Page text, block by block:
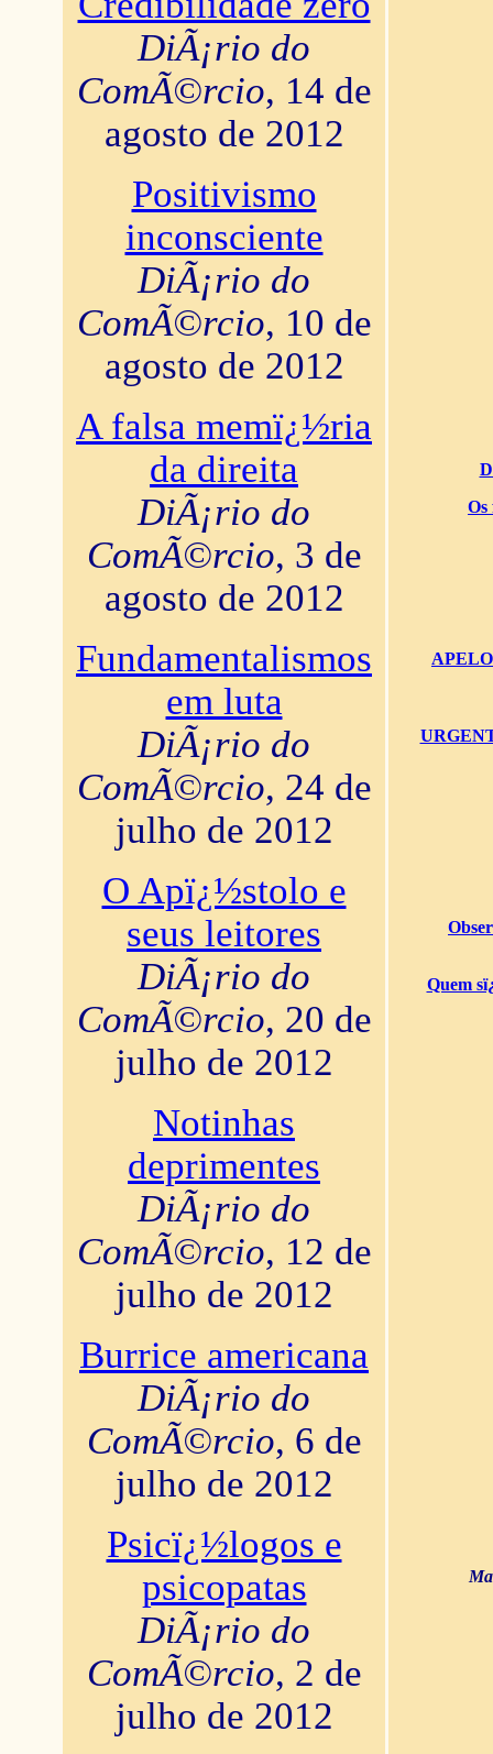
DiÃ¡rio do
ComÃ©rcio, 14 de
agosto de 2012
Positivismo
inconsciente
DiÃ¡rio do
ComÃ©rcio, 10 de
agosto de 2012
A falsa memï¿½ria
da direita
DiÃ¡rio do
ComÃ©rcio, 3 de
agosto de 2012
Fundamentalismos
em luta
DiÃ¡rio do
ComÃ©rcio, 24 de
julho de 2012
O Apï¿½stolo e
seus leitores
DiÃ¡rio do
ComÃ©rcio, 20 de
julho de 2012
Notinhas
deprimentes
DiÃ¡rio do
ComÃ©rcio, 12 de
julho de 2012
Burrice americana
DiÃ¡rio do
ComÃ©rcio, 6 de
julho de 2012
Psicï¿½logos e
psicopatas
DiÃ¡rio do
ComÃ©rcio, 2 de
julho de 2012
Os
Quem